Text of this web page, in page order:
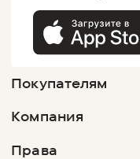
Покупателям
Компания
Права